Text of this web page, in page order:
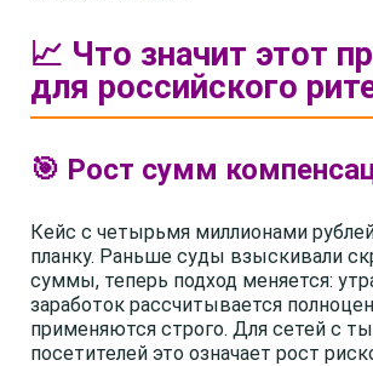
📈 Что значит этот
для российского
🎯 Рост сумм
Кейс с четырьмя миллионами
планку. Раньше суды взыскивали
суммы, теперь подход меняется:
заработок рассчитывается
применяются строго. Для сетей с
посетителей это означает рост